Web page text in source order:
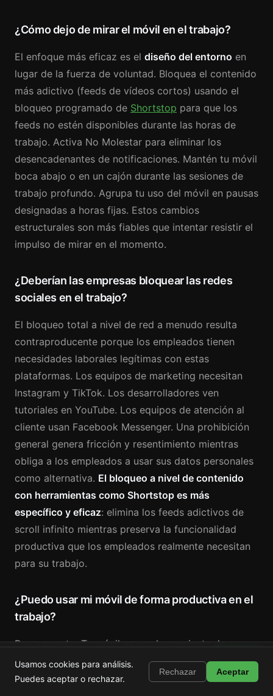
¿Cómo dejo de mirar el móvil en el trabajo?
El enfoque más eficaz es el diseño del entorno en
lugar de la fuerza de voluntad. Bloquea el contenido
más adictivo (feeds de vídeos cortos) usando el
bloqueo programado de Shortstop para que los
feeds no estén disponibles durante las horas de
trabajo. Activa No Molestar para eliminar los
desencadenantes de notificaciones. Mantén tu móvil
boca abajo o en un cajón durante las sesiones de
trabajo profundo. Agrupa tu uso del móvil en pausas
designadas a horas fijas. Estos cambios
estructurales son más fiables que intentar resistir el
impulso de mirar en el momento.
¿Deberían las empresas bloquear las redes
sociales en el trabajo?
El bloqueo total a nivel de red a menudo resulta
contraproducente porque los empleados tienen
necesidades laborales legítimas con estas
plataformas. Los equipos de marketing necesitan
Instagram y TikTok. Los desarrolladores ven
tutoriales en YouTube. Los equipos de atención al
cliente usan Facebook Messenger. Una prohibición
general genera fricción y resentimiento mientras
obliga a los empleados a usar sus datos personales
como alternativa. El bloqueo a nivel de contenido
con herramientas como Shortstop es más
específico y eficaz: elimina los feeds adictivos de
scroll infinito mientras preserva la funcionalidad
productiva que los empleados realmente necesitan
para su trabajo.
¿Puedo usar mi móvil de forma productiva en el
trabajo?
Por supuesto. Tu móvil es una herramienta de
trabajo poderosa: es donde recibes llamadas,
accedes a Slack, consultas tu calendario, usas la
Bloquea Shorts, Reels y TikTok Instalar
Usamos cookies para análisis.
Puedes aceptar o rechazar.
Rechazar Aceptar